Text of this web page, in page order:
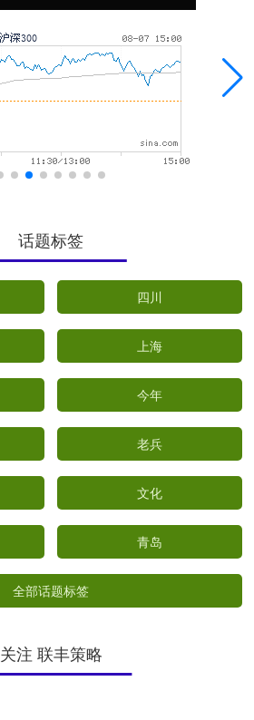
话题标签
四川
上海
今年
老兵
文化
青岛
全部话题标签
关注 联丰策略